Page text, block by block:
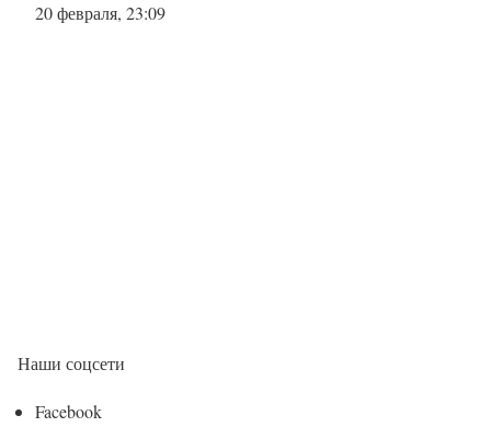
20 февраля, 23:09
Наши соцсети
Facebook